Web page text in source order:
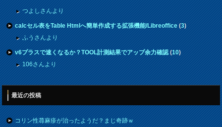
つよしさんより
calcセル表をTable Htmlへ簡単作成する拡張機能/Libreoffice(3)
ふうさんより
v6プラスで速くなるか？TOOL計測結果でアップ余力確認(10)
106さんより
最近の投稿
コリン性蕁麻疹が治ったようだ？まじ奇跡ｗ